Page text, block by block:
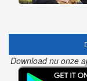
Download nu onze